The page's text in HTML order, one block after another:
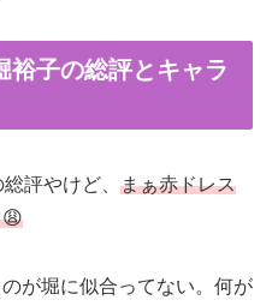
裕子の総評とキャラ
評やけど、 まぁ赤ドレス
😩
が堀に似合ってない。何が